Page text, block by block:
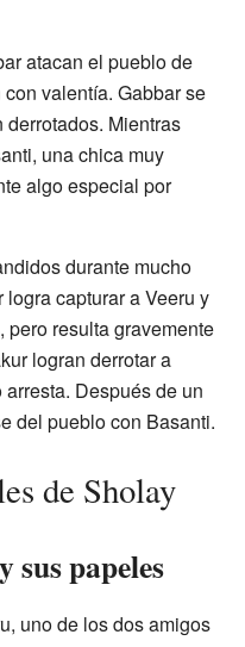
atacan el pueblo de
valentía. Gabbar se
Mientras
una chica muy
algo especial por
durante mucho
capturar a Veeru y
pero resulta gravemente
logran derrotar a
Después de un
del pueblo con Basanti.
de Sholay
sus papeles
uno de los dos amigos